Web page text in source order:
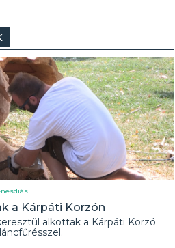
a Kárpáti Korzón
alkottak a Kárpáti Korzó